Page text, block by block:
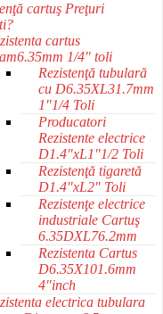
cartuş Preţuri
cartus
1/4" toli
Rezistenţă tubulară
cu D6.35XL31.7mm
1"1/4 Toli
Producatori
Rezistente electrice
D1.4"xL1"1/2 Toli
Rezistenţă tigaretă
D1.4"xL2" Toli
Rezistenţe electrice
industriale Cartuş
6.35DXL76.2mm
Rezistenta Cartus
D6.35X101.6mm
4"inch
electrica tubulara